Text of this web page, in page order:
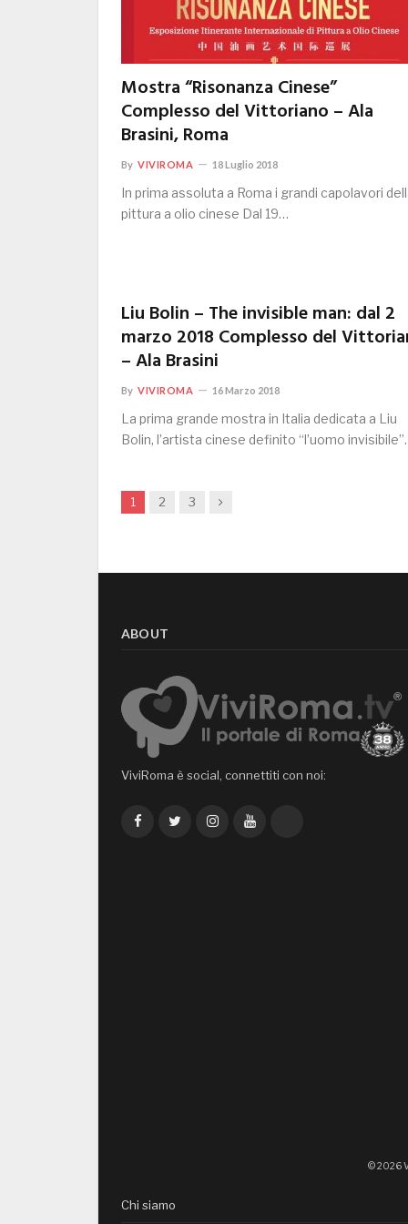
Mostra “Risonanza Cinese”
Complesso del Vittoriano – Ala
Brasini, Roma
By VIVIROMA 18 Luglio 2018
In prima assoluta a Roma i grandi capolavori
pittura a olio cinese Dal 19…
Liu Bolin – The invisible man: dal 2
marzo 2018 Complesso del
– Ala Brasini
By VIVIROMA 16 Marzo 2018
La prima grande mostra in Italia dedicata a Liu
Bolin, l’artista cinese definito “l’uomo
1 2 3 Next
ABOUT
ViviRoma è social, connettiti con noi:
FacebookTwitterInstagramYouTube
© 2026
Chi siamo